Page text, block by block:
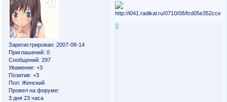
Зарегистрирован: 2007-08-14
Приглашений: 0
Сообщений: 297
Уважение: +3
Позитив: +3
Пол: Женский
Провел на форуме:
3 дня 23 часа
0